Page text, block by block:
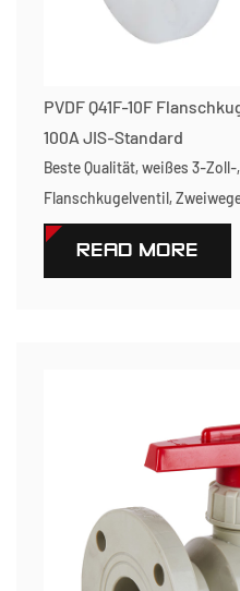
PVDF Q41F-10F
100A JIS-Standard
Beste Qualität, weißes 3-
Flanschkugelventil,
READ MORE